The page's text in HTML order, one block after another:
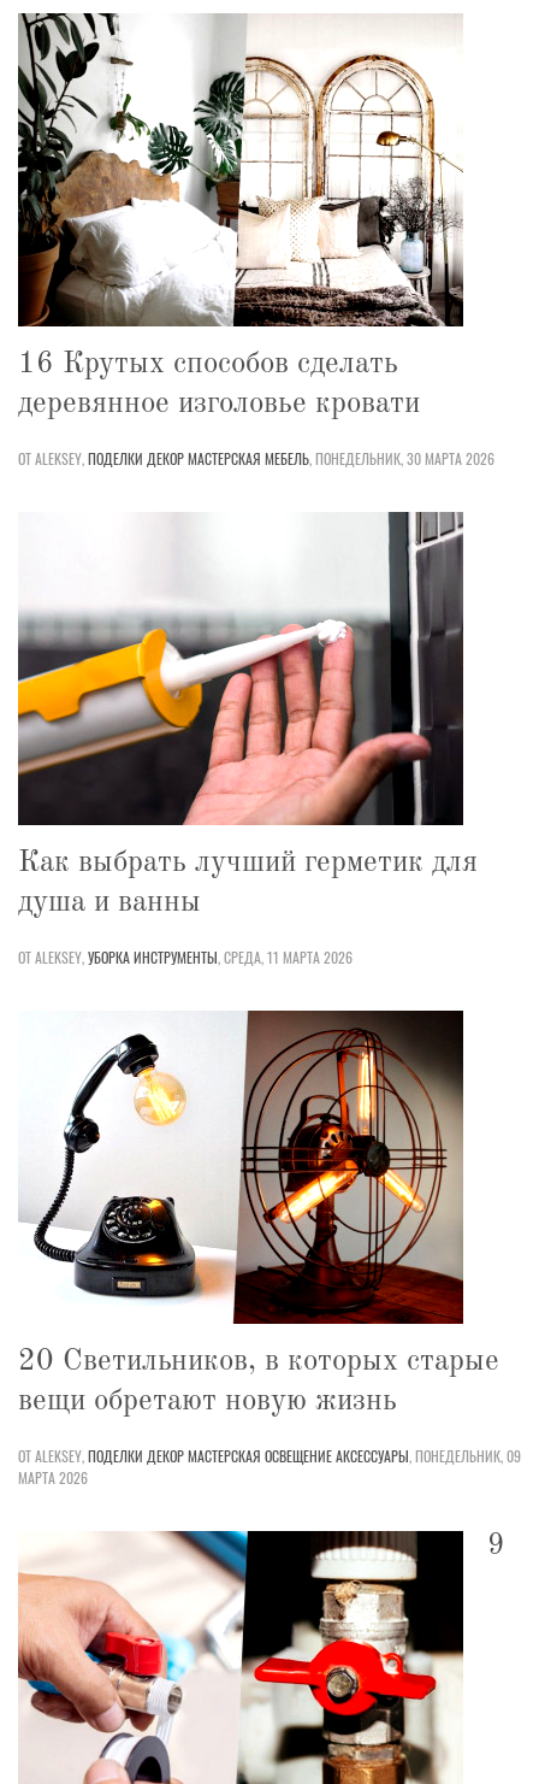
16 Крутых способов сделать
деревянное изголовье кровати
ОТ ALEKSEY,ПОДЕЛКИ ДЕКОРМАСТЕРСКАЯ МЕБЕЛЬ,ПОНЕДЕЛЬНИК, 30 МАРТА 2026
Как выбрать лучший герметик для
душа и ванны
ОТ ALEKSEY,УБОРКАИНСТРУМЕНТЫ,СРЕДА, 11 МАРТА 2026
20 Светильников, в которых старые
вещи обретают новую жизнь
ОТ ALEKSEY,ПОДЕЛКИ ДЕКОРМАСТЕРСКАЯ ОСВЕЩЕНИЕАКСЕССУАРЫ,ПОНЕДЕЛЬНИК, 09
МАРТА 2026
9